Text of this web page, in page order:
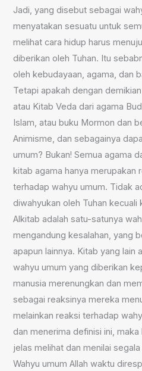
Jadi, yang disebut sebagai
menyatakan sesuatu untuk
melihat cara hidup harus
diberikan oleh Tuhan. Itu
oleh kebudayaan, agama, dan
Tetapi apakah dengan
atau Kitab Veda dari agama
Islam, atau buku Mormon dan
Animisme, dan sebagainya
umum? Bukan! Semua agama
kitab agama hanya merupakan
terhadap wahyu umum. Tidak
diwahyukan oleh Tuhan
Alkitab adalah satu-satunya
mengandung kesalahan, yang
apapun lainnya. Kitab yang lain
wahyu umum yang diberikan
manusia merenungkan dan
sebagai reaksinya mereka
melainkan reaksi terhadap
dan menerima definisi ini,
jelas melihat dan menilai
Wahyu umum Allah waktu